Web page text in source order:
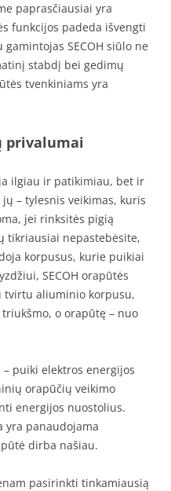
paprasčiausiai yra
funkcijos padeda išvengti
SECOH siūlo ne
stabdį bei gedimų
tvenkiniams yra
privalumai
ilgiau ir patikimiau, bet ir
– tylesnis veikimas, kuris
jei rinksitės pigią
tikriausiai nepastebėsite,
korpusus, kurie puikiai
SECOH orapūtės
tvirtu aliuminio korpusu,
o orapūtę – nuo
puiki elektros energijos
orapūčių veikimo
energijos nuostolius.
yra panaudojama
dirba našiau.
pasirinkti tinkamiausią